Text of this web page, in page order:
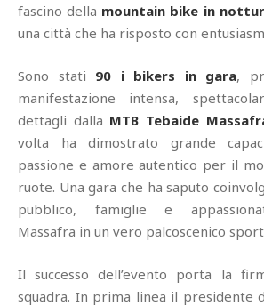
fascino della mountain bike in
una città che ha risposto con
Sono stati 90 i bikers in gara,
manifestazione intensa,
dettagli dalla MTB Tebaide
volta ha dimostrato grande
passione e amore autentico per il
ruote. Una gara che ha saputo
pubblico, famiglie e
Massafra in un vero palcoscenico
Il successo dell’evento porta la
squadra. In prima linea il presidente